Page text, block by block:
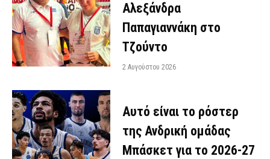
Αλεξάνδρα
Παπαγιαννάκη στο
Τζούντο
2 Αυγούστου 2026
Αυτό είναι το ρόστερ
της Ανδρική ομάδας
Μπάσκετ για το 2026-27